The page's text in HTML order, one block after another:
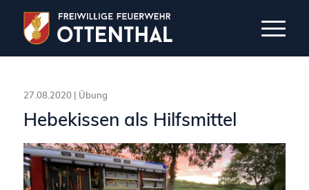
27.08.2020 | Übung
Hebekissen als Hilfsmittel